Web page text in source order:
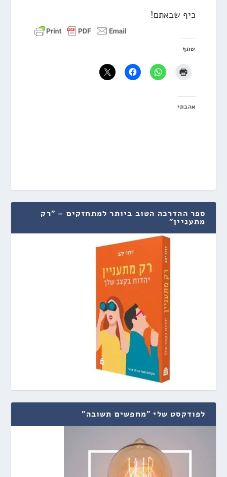
כיף שבאתם!
שתף
אהבתי
ספר ההדרכה הטוב ביותר למתחזקים – "רק
מתעניין"
לפודקסט שלי "מחפשים תשובה"